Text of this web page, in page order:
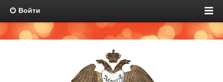
Войти